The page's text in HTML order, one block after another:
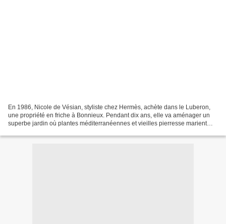
En 1986, Nicole de Vésian, styliste chez Hermès, achète dans le Luberon,
une propriété en friche à Bonnieux. Pendant dix ans, elle va aménager un
superbe jardin où plantes méditerranéennes et vieilles pierresse marient